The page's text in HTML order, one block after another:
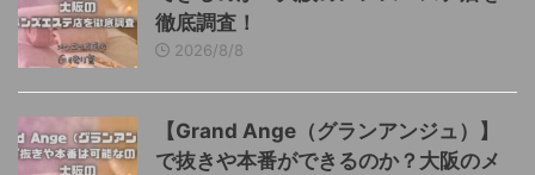
徹底調査！
2026/8/8
【Grand Ange（グランアンジュ）】
で抜きや本番ができるのか？大阪のメ